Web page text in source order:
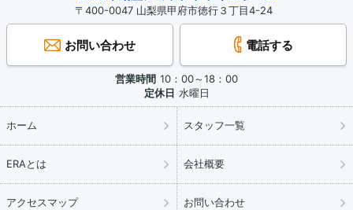
〒400-0047 山梨県甲府市徳行３丁目4-24
お問い合わせ 電話する
営業時間 10：00～18：00
定休日 水曜日
ホーム スタッフ一覧
ERAとは 会社概要
アクセスマップ お問い合わせ